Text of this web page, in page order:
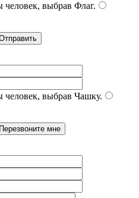
человек, выбрав Флаг.
человек, выбрав Чашку.